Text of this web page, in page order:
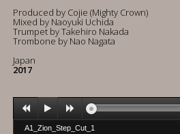
Produced by Cojie (Mighty Crown)
Mixed by Naoyuki Uchida
Trumpet by Takehiro Nakada
Trombone by Nao Nagata
Japan
2017
A1_Zion_Step_Cut_1